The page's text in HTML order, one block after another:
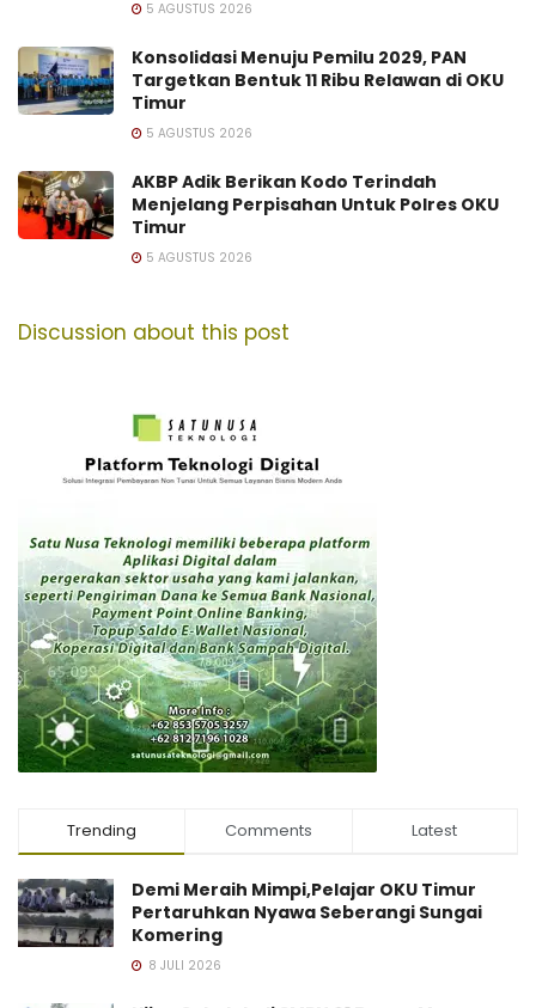
5 AGUSTUS 2026
Konsolidasi Menuju Pemilu 2029, PAN
Targetkan Bentuk 11 Ribu Relawan di OKU
Timur
5 AGUSTUS 2026
AKBP Adik Berikan Kodo Terindah
Menjelang Perpisahan Untuk Polres OKU
Timur
5 AGUSTUS 2026
Discussion about this post
Trending Comments Latest
Demi Meraih Mimpi,Pelajar OKU Timur
Pertaruhkan Nyawa Seberangi Sungai
Komering
8 JULI 2026